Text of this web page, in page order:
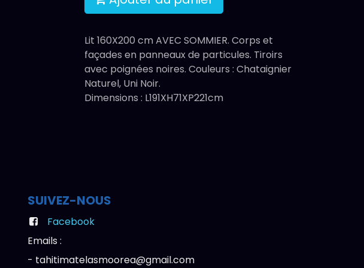
Lit 160X200 cm AVEC SOMMIER. Corps et
façades en panneaux de particules. Tiroirs
avec poignées noires. Couleurs : Chataignier
Naturel, Uni Noir.
Dimensions : L191XH71XP221cm
SUIVEZ-NOUS
Facebook
Emails :
- tahitimatelasmoorea@gmail.com